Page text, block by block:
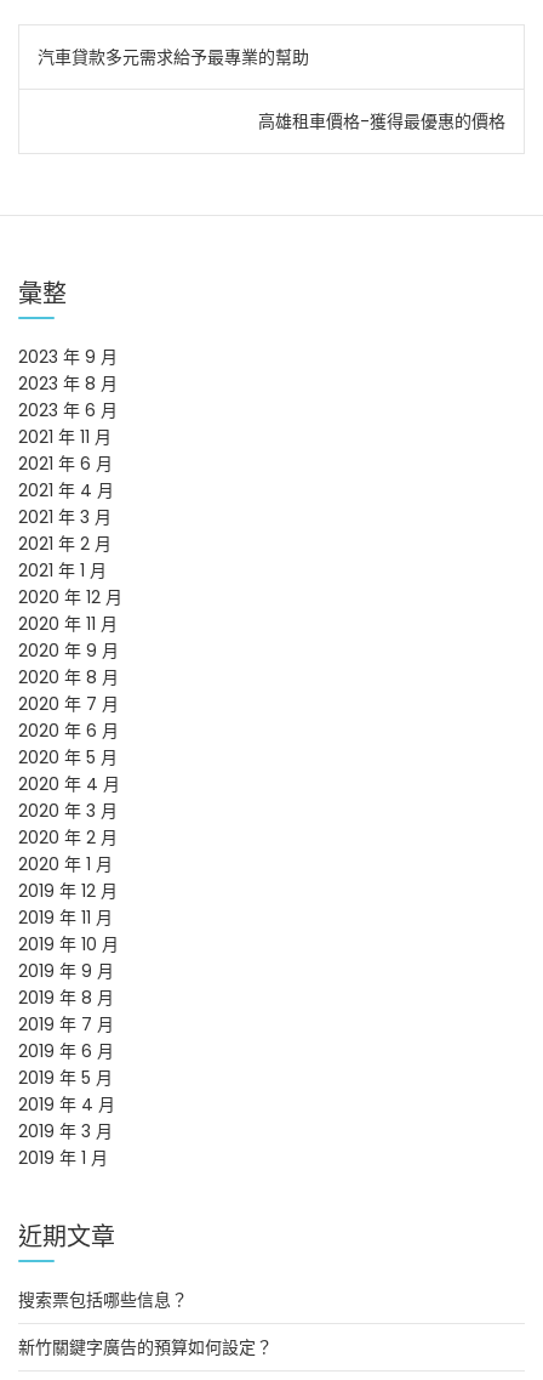
文
章
導
覽
汽車貸款多元需求給予最專業的幫助
高雄租車價格-獲得最優惠的價格
彙整
2023 年 9 月
2023 年 8 月
2023 年 6 月
2021 年 11 月
2021 年 6 月
2021 年 4 月
2021 年 3 月
2021 年 2 月
2021 年 1 月
2020 年 12 月
2020 年 11 月
2020 年 9 月
2020 年 8 月
2020 年 7 月
2020 年 6 月
2020 年 5 月
2020 年 4 月
2020 年 3 月
2020 年 2 月
2020 年 1 月
2019 年 12 月
2019 年 11 月
2019 年 10 月
2019 年 9 月
2019 年 8 月
2019 年 7 月
2019 年 6 月
2019 年 5 月
2019 年 4 月
2019 年 3 月
2019 年 1 月
近期文章
搜索票包括哪些信息？
新竹關鍵字廣告的預算如何設定？